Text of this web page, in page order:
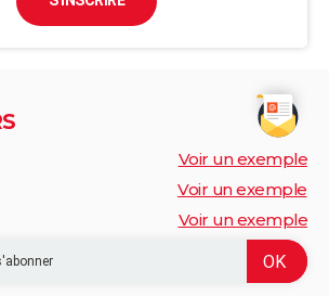
Voir un exemple
Voir un exemple
Voir un exemple